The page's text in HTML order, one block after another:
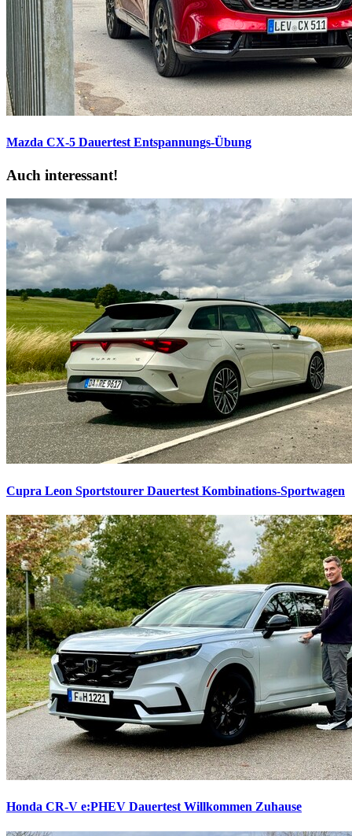
Mazda CX-5 Dauertest Entspannungs-Übung
Auch interessant!
Cupra Leon Sportstourer Dauertest Kombinations-Sportwagen
Honda CR-V e:PHEV Dauertest Willkommen Zuhause